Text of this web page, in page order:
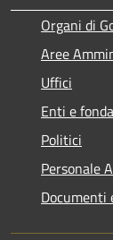
Organi di
Aree
Uffici
Enti e
Politici
Personale
Documenti